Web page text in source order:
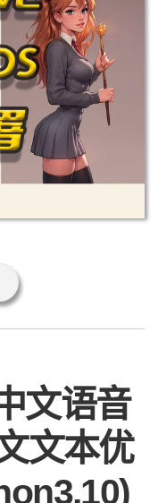
文语音
文本优